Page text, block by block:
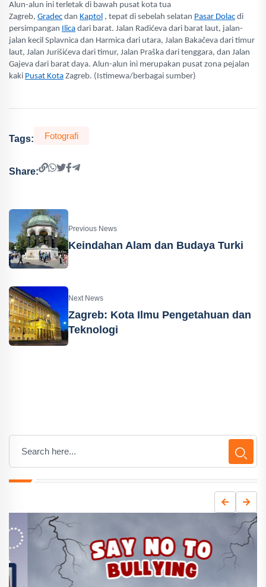
Alun-alun ini terletak di bawah pusat kota tua
Zagreb, Gradec dan Kaptol , tepat di sebelah selatan Pasar Dolac di
persimpangan Ilica dari barat. Jalan Radićeva dari barat laut, jalan-
jalan kecil Splavnica dan Harmica dari utara, Jalan Bakačeva dari timur
laut, Jalan Jurišićeva dari timur, Jalan Praška dari tenggara, dan Jalan
Gajeva dari barat daya. Alun-alun ini merupakan pusat zona pejalan
kaki Pusat Kota Zagreb. (Istimewa/berbagai sumber)
Tags: Fotografi
Share:
Previous News
Keindahan Alam dan Budaya Turki
Next News
Zagreb: Kota Ilmu Pengetahuan dan
Teknologi